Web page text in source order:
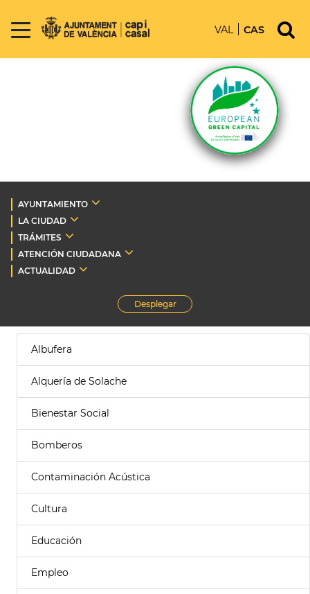
VAL CAS
AYUNTAMIENTO
LA CIUDAD
TRÁMITES
ATENCIÓN CIUDADANA
ACTUALIDAD
Desplegar
Albufera
Alquería de Solache
Bienestar Social
Bomberos
Contaminación Acústica
Cultura
Educación
Empleo